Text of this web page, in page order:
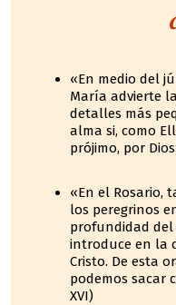
«En medio del
María advierte
detalles más
alma si, como
prójimo, por
«En el Rosario,
los peregrinos
profundidad del
introduce en la
Cristo. De esta
podemos sacar
XVI)